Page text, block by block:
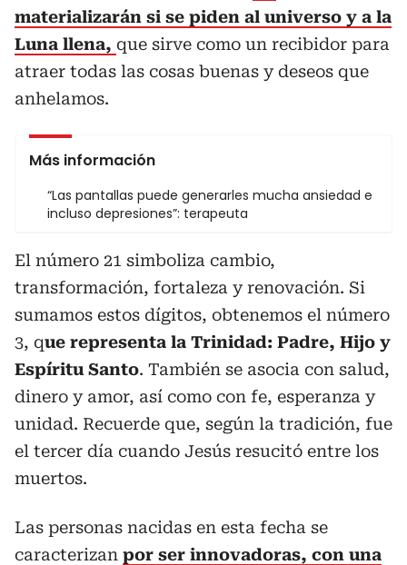
materializarán si se piden al universo y a la
Luna llena, que sirve como un recibidor para
atraer todas las cosas buenas y deseos que
anhelamos.
Más información
“Las pantallas puede generarles mucha ansiedad e
incluso depresiones”: terapeuta
El número 21 simboliza cambio,
transformación, fortaleza y renovación. Si
sumamos estos dígitos, obtenemos el número
3, que representa la Trinidad: Padre, Hijo y
Espíritu Santo. También se asocia con salud,
dinero y amor, así como con fe, esperanza y
unidad. Recuerde que, según la tradición, fue
el tercer día cuando Jesús resucitó entre los
muertos.
Las personas nacidas en esta fecha se
caracterizan por ser innovadoras, con una